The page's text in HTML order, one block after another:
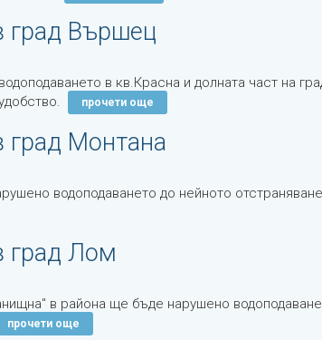
град Вършец
в кв.Красна и долната част на
прочети още
град Монтана
водоподаването до нейното
град Лом
в района ще бъде нарушено
прочети още